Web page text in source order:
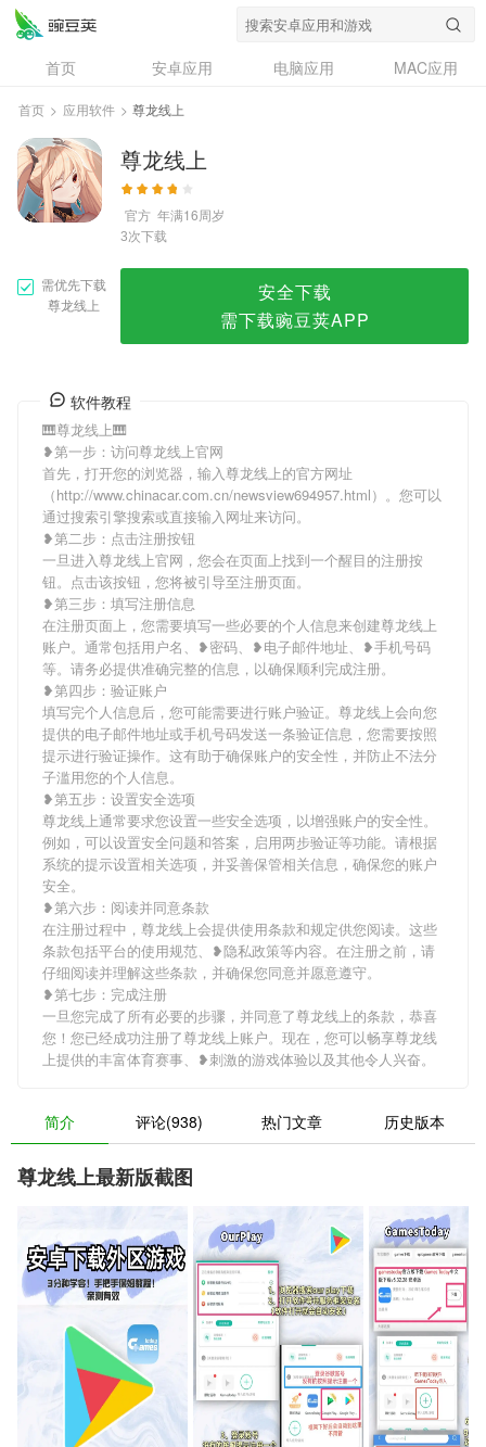
首页 安卓应用 电脑应用
MAC应用
资讯
专题
问答
首页 > 应用软件 > 尊龙线上
尊龙线上
官方 年满16周岁
3次下载
需优先下载
尊龙线上
安全下载
需下载豌豆荚APP
软件教程
🎹尊龙线上🎹
❥第一步：访问尊龙线上官网
首先，打开您的浏览器，输入尊龙线上的官方网址
（http://www.chinacar.com.cn/newsview694957.html）。您可以
通过搜索引擎搜索或直接输入网址来访问。
❥第二步：点击注册按钮
一旦进入尊龙线上官网，您会在页面上找到一个醒目的注册按
钮。点击该按钮，您将被引导至注册页面。
❥第三步：填写注册信息
在注册页面上，您需要填写一些必要的个人信息来创建尊龙线上
账户。通常包括用户名、❥密码、❥电子邮件地址、❥手机号码
等。请务必提供准确完整的信息，以确保顺利完成注册。
❥第四步：验证账户
填写完个人信息后，您可能需要进行账户验证。尊龙线上会向您
提供的电子邮件地址或手机号码发送一条验证信息，您需要按照
提示进行验证操作。这有助于确保账户的安全性，并防止不法分
子滥用您的个人信息。
❥第五步：设置安全选项
尊龙线上通常要求您设置一些安全选项，以增强账户的安全性。
例如，可以设置安全问题和答案，启用两步验证等功能。请根据
系统的提示设置相关选项，并妥善保管相关信息，确保您的账户
安全。
❥第六步：阅读并同意条款
在注册过程中，尊龙线上会提供使用条款和规定供您阅读。这些
条款包括平台的使用规范、❥隐私政策等内容。在注册之前，请
仔细阅读并理解这些条款，并确保您同意并愿意遵守。
❥第七步：完成注册
一旦您完成了所有必要的步骤，并同意了尊龙线上的条款，恭喜
您！您已经成功注册了尊龙线上账户。现在，您可以畅享尊龙线
上提供的丰富体育赛事、❥刺激的游戏体验以及其他令人兴奋。
简介 评论(938) 热门文章 历史版本
尊龙线上最新版截图